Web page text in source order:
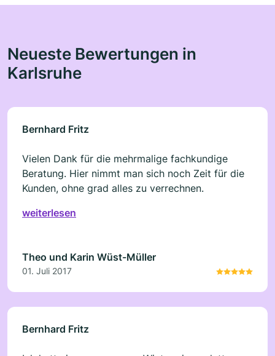
Neueste Bewertungen in
Karlsruhe
Bernhard Fritz
Vielen Dank für die mehrmalige fachkundige
Beratung. Hier nimmt man sich noch Zeit für die
Kunden, ohne grad alles zu verrechnen.
weiterlesen
Theo und Karin Wüst-Müller
01. Juli 2017
Bernhard Fritz